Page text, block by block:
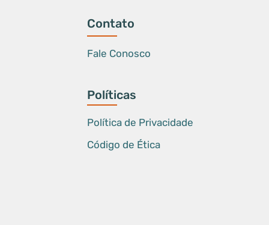
Contato
Fale Conosco
Políticas
Política de Privacidade
Código de Ética